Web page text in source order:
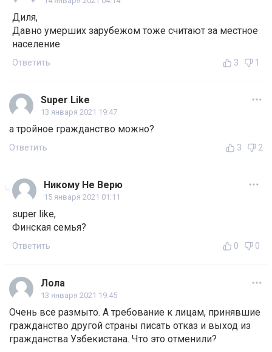
Диля,
Давно умерших зарубежом тоже считают за местное
население
Ответить 3 1
Super Like
13 января 2021 19:47
а тройное гражданство можно?
Ответить 3 2
Никому Не Верю
15 января 2021 01:11
super like,
Финская семья?
Ответить 0 0
Лола
13 января 2021 19:45
Очень все размыто. А требование к лицам, принявшие
гражданство другой страны писать отказ и выход из
гражданства Узбекистана. Что это отменили?